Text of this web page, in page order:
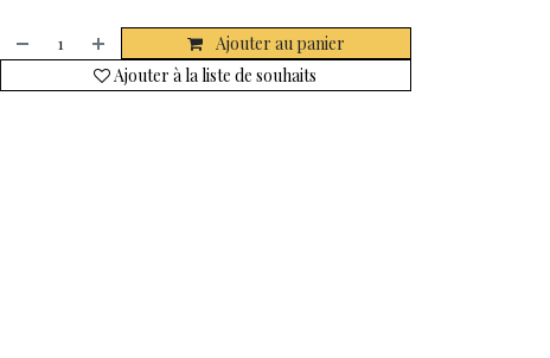
Ajouter au panier
Ajouter à la liste de souhaits